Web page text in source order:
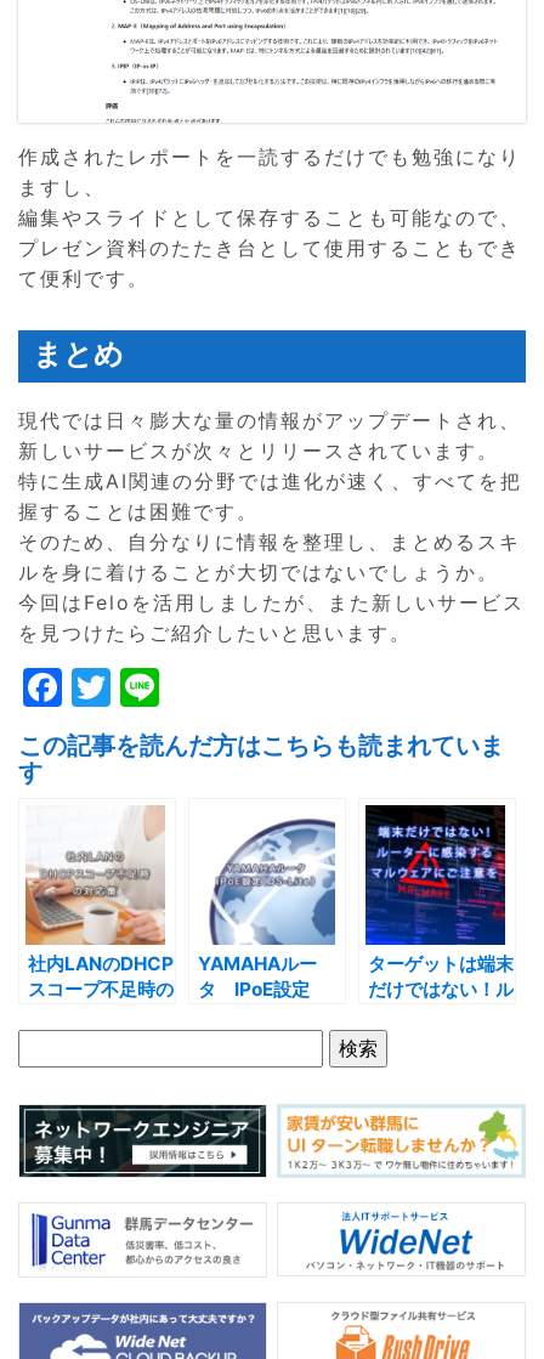
作成されたレポートを一読するだけでも勉強になり
ますし、
編集やスライドとして保存することも可能なので、
プレゼン資料のたたき台として使用することもでき
て便利です。
まとめ
現代では日々膨大な量の情報がアップデートされ、
新しいサービスが次々とリリースされています。
特に生成AI関連の分野では進化が速く、すべてを把
握することは困難です。
そのため、自分なりに情報を整理し、まとめるスキ
ルを身に着けることが大切ではないでしょうか。
今回はFeloを活用しましたが、また新しいサービス
を見つけたらご紹介したいと思います。
F
a
c
b
o
o
k
T
w
itt
er
n
e
この記事を読んだ方はこちらも読まれていま
す
社内LANのDHCP
スコープ不足時の
YAMAHAルー
タ IPoE設定
ターゲットは端末
だけではない！ル
マルウェアにご注
意を